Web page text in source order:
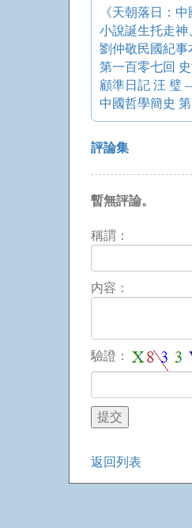
《天朝落日：
小說誕生托走神
劉仲敬民國紀事
第一百零七回
顧準日記 汪 璧
中國哲學簡史
評論集
暫無評論。
稱謂：
内容：
驗證：
返回列表